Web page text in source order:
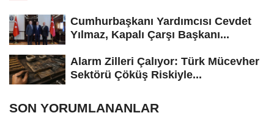
Cumhurbaşkanı Yardımcısı Cevdet
Yılmaz, Kapalı Çarşı Başkanı...
Alarm Zilleri Çalıyor: Türk Mücevher
Sektörü Çöküş Riskiyle...
SON YORUMLANANLAR